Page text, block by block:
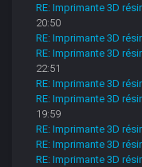
RE: Imprimante 3D
20:50
RE: Imprimante 3D
RE: Imprimante 3D
22:51
RE: Imprimante 3D
RE: Imprimante 3D
19:59
RE: Imprimante 3D
RE: Imprimante 3D
RE: Imprimante 3D